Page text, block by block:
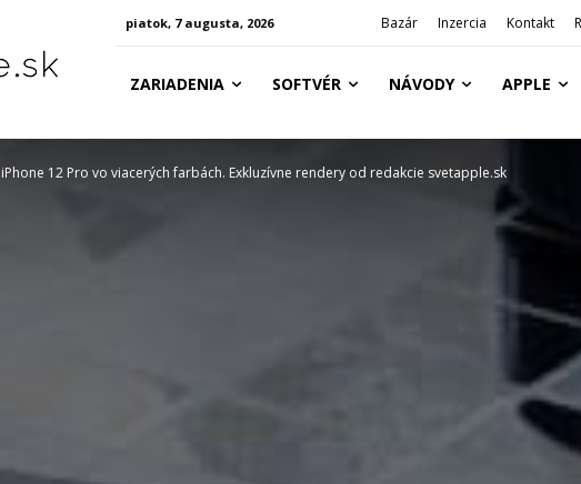
piatok, 7 augusta, 2026 Bazár Inzercia Kontakt
ZARIADENIA SOFTVÉR NÁVODY APPLE
iPhone 12 Pro vo viacerých farbách. Exkluzívne rendery od redakcie svetapple.sk